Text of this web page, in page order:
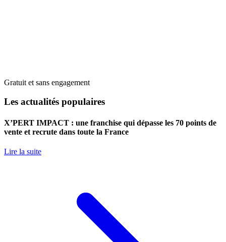
Gratuit et sans engagement
Les actualités populaires
X’PERT IMPACT : une franchise qui dépasse les 70 points de
vente et recrute dans toute la France
Lire la suite